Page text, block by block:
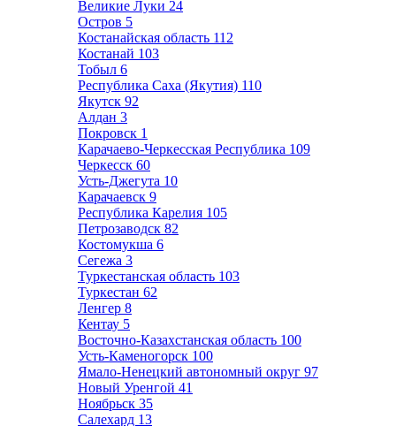
Великие Луки 24
Остров 5
Костанайская область 112
Костанай 103
Тобыл 6
Республика Саха (Якутия) 110
Якутск 92
Алдан 3
Покровск 1
Карачаево-Черкесская Республика 109
Черкесск 60
Усть-Джегута 10
Карачаевск 9
Республика Карелия 105
Петрозаводск 82
Костомукша 6
Сегежа 3
Туркестанская область 103
Туркестан 62
Ленгер 8
Кентау 5
Восточно-Казахстанская область 100
Усть-Каменогорск 100
Ямало-Ненецкий автономный округ 97
Новый Уренгой 41
Ноябрьск 35
Салехард 13